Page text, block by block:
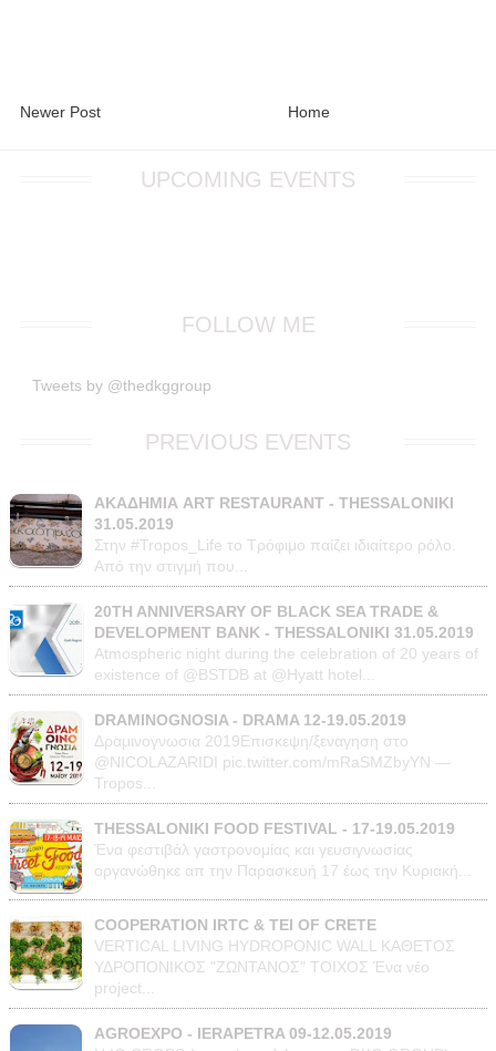
Newer Post Home
UPCOMING EVENTS
FOLLOW ME
Tweets by @thedkggroup
PREVIOUS EVENTS
ΑΚΑΔΗΜΙΑ ART RESTAURANT - THESSALONIKI
31.05.2019
Στην #Tropos_Life το Τρόφιμο παίζει ιδιαίτερο ρόλο.
Από την στιγμή που...
20TH ANNIVERSARY OF BLACK SEA TRADE &
DEVELOPMENT BANK - THESSALONIKI 31.05.2019
Atmospheric night during the celebration of 20 years of
existence of @BSTDB at @Hyatt hotel...
DRAMINOGNOSIA - DRAMA 12-19.05.2019
Δραμινογνωσια 2019Επισκεψη/ξεναγηση στο
@NICOLAZARIDI pic.twitter.com/mRaSMZbyYN —
Tropos...
THESSALONIKI FOOD FESTIVAL - 17-19.05.2019
Ένα φεστιβάλ γαστρονομίας και γευσιγνωσίας
οργανώθηκε απ την Παρασκευή 17 έως την Κυριακή...
COOPERATION IRTC & TEI OF CRETE
VERTICAL LIVING HYDROPONIC WALL ΚΑΘΕΤΟΣ
ΥΔΡΟΠΟΝΙΚΟΣ "ΖΩΝΤΑΝΟΣ" ΤΟΙΧΟΣ Ένα νέο
project...
AGROEXPO - IERAPETRA 09-12.05.2019